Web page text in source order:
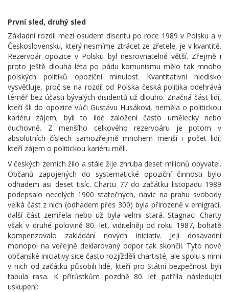
První sled, druhý sled
Základní rozdíl mezi osudem disentu po roce 1989 v Polsku a v
Československu, který nesmíme ztrácet ze zřetele, je v kvantitě.
Rezervoár opozice v Polsku byl nesrovnatelně větší. Zřejmě i
proto ještě dlouhá léta po pádu komunismu mělo tak mnoho
polských politiků opoziční minulost. Kvantitativní hledisko
vysvětluje, proč se na rozdíl od Polska česká politika odehrává
téměř bez účasti bývalých disidentů už dlouho. Značná část lidí,
kteří šli do opozice vůči Gustávu Husákovi, neměla o politickou
kariéru zájem; byli to lidé založení často umělecky nebo
duchovně. Z menšího celkového rezervoáru je potom v
absolutních číslech samozřejmě mnohem menší i počet lidí,
kteří zájem o politickou kariéru měli.
V českých zemích žilo a stále žije zhruba deset milionů obyvatel.
Občanů zapojených do systematické opoziční činnosti bylo
odhadem asi deset tisíc. Chartu 77 do začátku listopadu 1989
podepsalo necelých 1900 statečných, navíc na prahu svobody
velká část z nich (odhadem přes 300) byla přirozeně v emigraci,
další část zemřela nebo už byla velmi stará. Stagnaci Charty
však v druhé polovině 80. let, viditelněji od roku 1987, bohatě
kompenzovalo zakládání nových iniciativ. Její dosavadní
monopol na veřejně deklarovaný odpor tak skončil. Tyto nové
občanské iniciativy sice často rozjížděli chartisté, ale spolu s nimi
v nich od začátku působili lidé, kteří pro Státní bezpečnost byli
tabula rasa. K přírůstkům pozdně 80. let patřila následující
uskupení: